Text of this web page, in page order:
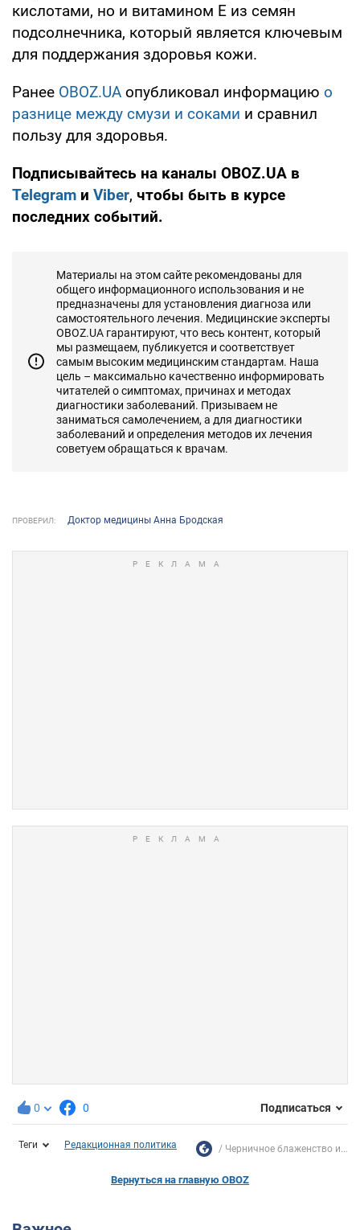
кислотами, но и витамином Е из семян
подсолнечника, который является ключевым
для поддержания здоровья кожи.
Ранее OBOZ.UA опубликовал информацию о
разнице между смузи и соками и сравнил
пользу для здоровья.
Подписывайтесь на каналы OBOZ.UA в
Telegram и Viber, чтобы быть в курсе
последних событий.
Материалы на этом сайте рекомендованы для
общего информационного использования и не
предназначены для установления диагноза или
самостоятельного лечения. Медицинские эксперты
OBOZ.UA гарантируют, что весь контент, который
мы размещаем, публикуется и соответствует
самым высоким медицинским стандартам. Наша
цель – максимально качественно информировать
читателей о симптомах, причинах и методах
диагностики заболеваний. Призываем не
заниматься самолечением, а для диагностики
заболеваний и определения методов их лечения
советуем обращаться к врачам.
ПРОВЕРИЛ: Доктор медицины Анна Бродская
0 0 Подписаться
Теги Редакционная политика Черничное блаженство и...
Вернуться на главную OBOZ